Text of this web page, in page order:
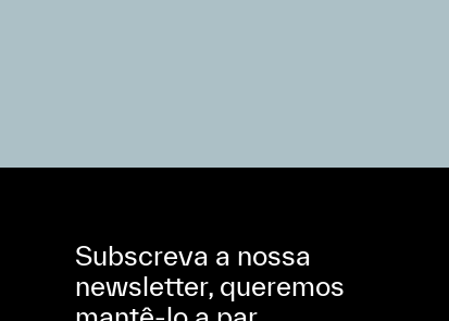
Subscreva a nossa
newsletter, queremos